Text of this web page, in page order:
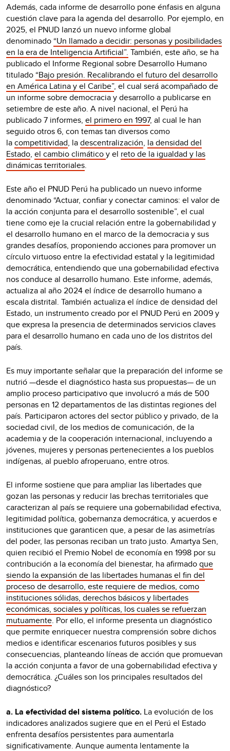
Además, cada informe de desarrollo pone énfasis en alguna
cuestión clave para la agenda del desarrollo. Por ejemplo, en
2025, el PNUD lanzó un nuevo informe global
denominado “Un llamado a decidir: personas y posibilidades
en la era de Inteligencia Artificial”. También, este año, se ha
publicado el Informe Regional sobre Desarrollo Humano
titulado “Bajo presión. Recalibrando el futuro del desarrollo
en América Latina y el Caribe”, el cual será acompañado de
un informe sobre democracia y desarrollo a publicarse en
setiembre de este año. A nivel nacional, el Perú ha
publicado 7 informes, el primero en 1997, al cual le han
seguido otros 6, con temas tan diversos como
lacompetitividad, ladescentralización, la densidad del
Estado, el cambio climáticoy el reto de la igualdad y las
dinámicas territoriales.
Este año el PNUD Perú ha publicado un nuevo informe
denominado “Actuar, confiar y conectar caminos: el valor de
la acción conjunta para el desarrollo sostenible”, el cual
tiene como eje la crucial relación entre la gobernabilidad y
el desarrollo humano en el marco de la democracia y sus
grandes desafíos, proponiendo acciones para promover un
círculo virtuoso entre la efectividad estatal y la legitimidad
democrática, entendiendo que una gobernabilidad efectiva
nos conduce al desarrollo humano. Este informe, además,
actualiza al año 2024 el índice de desarrollo humano a
escala distrital. También actualiza el índice de densidad del
Estado, un instrumento creado por el PNUD Perú en 2009 y
que expresa la presencia de determinados servicios claves
para el desarrollo humano en cada uno de los distritos del
país.
Es muy importante señalar que la preparación del informe se
nutrió —desde el diagnóstico hasta sus propuestas— de un
amplio proceso participativo que involucró a más de 500
personas en 12 departamentos de las distintas regiones del
país. Participaron actores del sector público y privado, de la
sociedad civil, de los medios de comunicación, de la
academia y de la cooperación internacional, incluyendo a
jóvenes, mujeres y personas pertenecientes a los pueblos
indígenas, al pueblo afroperuano, entre otros.
El informe sostiene que para ampliar las libertades que
gozan las personas y reducir las brechas territoriales que
caracterizan al país se requiere una gobernabilidad efectiva,
legitimidad política, gobernanza democrática, y acuerdos e
instituciones que garanticen que, a pesar de las asimetrías
del poder, las personas reciban un trato justo. Amartya Sen,
quien recibió el Premio Nobel de economía en 1998 por su
contribución a la economía del bienestar, ha afirmadoque
siendo la expansión de las libertades humanas el fin del
proceso de desarrollo, este requiere de medios, como
instituciones sólidas, derechos básicos y libertades
económicas, sociales y políticas, los cuales se refuerzan
mutuamente. Por ello, el informe presenta un diagnóstico
que permite enriquecer nuestra comprensión sobre dichos
medios e identificar escenarios futuros posibles y sus
consecuencias, planteando líneas de acción que promuevan
la acción conjunta a favor de una gobernabilidad efectiva y
democrática. ¿Cuáles son los principales resultados del
diagnóstico?
a. La efectividad del sistema político. La evolución de los
indicadores analizados sugiere que en el Perú el Estado
enfrenta desafíos persistentes para aumentarla
significativamente. Aunque aumenta lentamente la